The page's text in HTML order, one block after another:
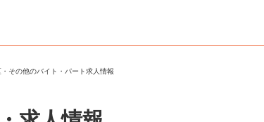
・その他のバイト・パート求人情報